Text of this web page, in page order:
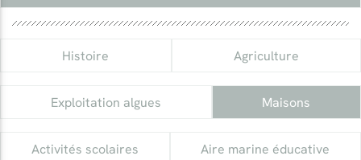
Histoire Agriculture
Exploitation algues Maisons
Activités scolaires Aire marine éducative